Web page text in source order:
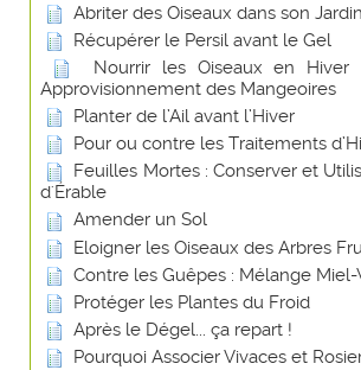
Abriter des Oiseaux dans son
Récupérer le Persil avant le Gel
Nourrir les Oiseaux en
Approvisionnement des Mangeoires
Planter de l’Ail avant l’Hiver
Pour ou contre les Traitements
Feuilles Mortes : Conserver et
d'Érable
Amender un Sol
Eloigner les Oiseaux des Arbres
Contre les Guêpes : Mélange Miel-
Protéger les Plantes du Froid
Après le Dégel... ça repart !
Pourquoi Associer Vivaces et